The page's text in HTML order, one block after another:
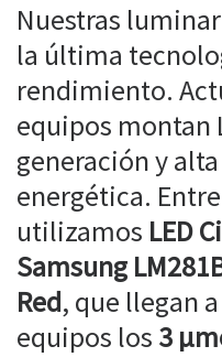
Nuestras
la última
rendimiento.
equipos montan
generación y
energética.
utilizamos LED
Samsung
Red, que llegan
equipos los 3